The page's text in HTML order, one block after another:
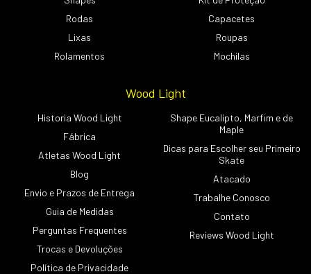
Rodas
Lixas
Rolamentos
Capacetes
Roupas
Mochilas
Wood Light
Historia Wood Light
Fábrica
Atletas Wood Light
Blog
Envio e Prazos de Entrega
Guia de Medidas
Perguntas Frequentes
Trocas e Devoluções
Política de Privacidade
Shape Eucalipto, Marfim e de
Maple
Dicas para Escolher seu Primeiro
Skate
Atacado
Trabalhe Conosco
Contato
Reviews Wood Light